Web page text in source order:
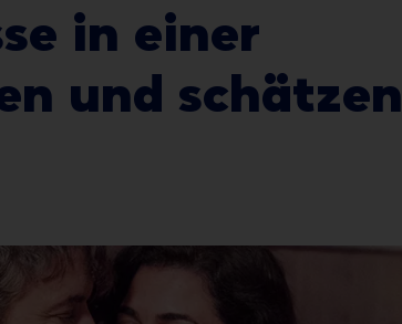
in einer
und schätzen